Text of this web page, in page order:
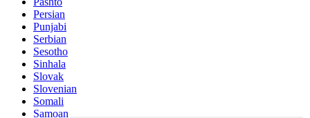
Persian
Punjabi
Serbian
Sesotho
Sinhala
Slovak
Slovenian
Somali
Samoan